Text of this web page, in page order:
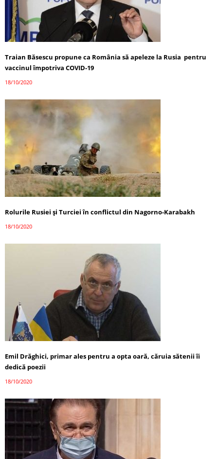
Traian Băsescu propune ca România să apeleze la Rusia pentru
vaccinul împotriva COVID-19
18/10/2020
Rolurile Rusiei și Turciei în conflictul din Nagorno-Karabakh
18/10/2020
Emil Drăghici, primar ales pentru a opta oară, căruia sătenii îi
dedică poezii
18/10/2020